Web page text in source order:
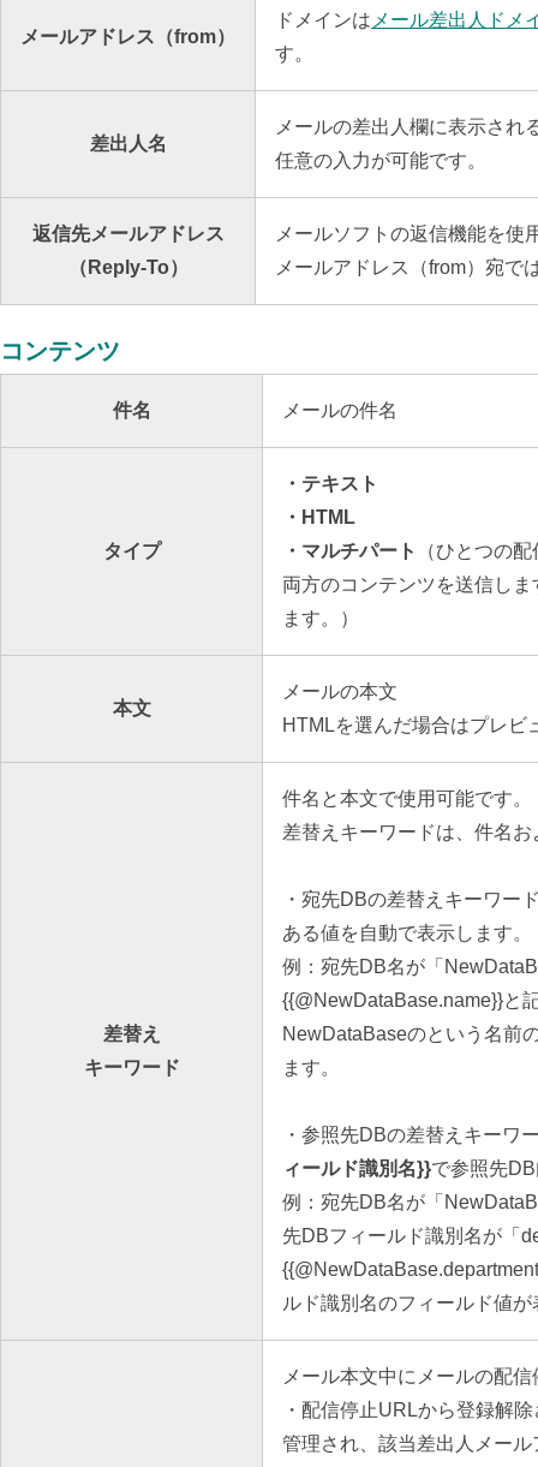
メールアドレス（from）
ドメインは メール差出人ドメ
す。
差出人名
メールの差出人欄に表示され
任意の入力が可能です。
返信先メールアドレス
（Reply-To）
メールソフトの返信機能を使
メールアドレス（from）宛で
コンテンツ
件名 メールの件名
タイプ
・テキスト
・HTML
・マルチパート
（ひとつの
両方のコンテンツを送信し
ます。）
本文
メールの本文
HTMLを選んだ場合はプレビ
差替え
キーワード
件名と本文で使用可能です。
差替えキーワードは、件名
・ 宛先DBの差替えキーワー
ある値を自動で表示します。
例： 宛先DB名が「
{{@NewDataBase.name}}と
NewDataBaseのという名前
ます。
・参照先DBの差替えキーワ
ィールド識別名}}で参照先
例： 宛先DB名が「
先DBフィールド識別名が「
ルド識別名のフィールド値
メール本文中にメールの配
・配信停止URLから登録解
管理され、該当差出人メー